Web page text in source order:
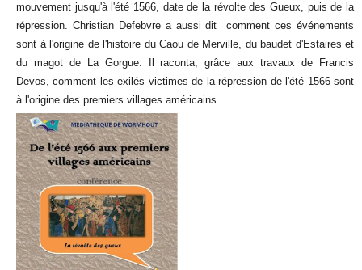
mouvement jusqu'à l'été 1566, date de la révolte des Gueux, puis de la
répression. Christian Defebvre a aussi dit comment ces événements
sont à l'origine de l'histoire du Caou de Merville, du baudet d'Estaires et
du magot de La Gorgue. Il raconta, grâce aux travaux de Francis
Devos, comment les exilés victimes de la répression de l'été 1566 sont
à l'origine des premiers villages américains.